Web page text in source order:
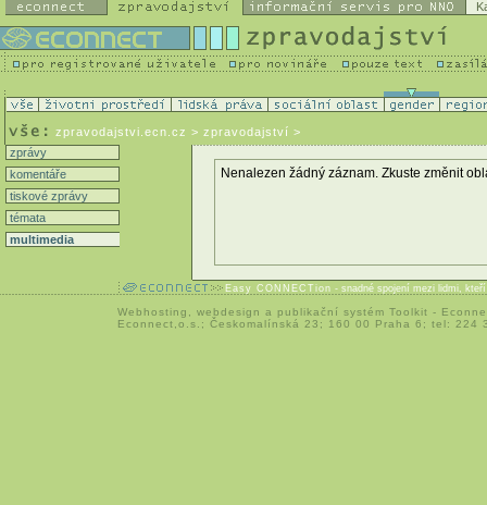
zpravodajstvi.ecn.cz > zpravodajství >
zprávy
komentáře
tiskové zprávy
témata
multimedia
Nenalezen žádný záznam. Zkuste změnit
Easy CONNECTion - snadné spojení mezi lidmi,
Webhosting webdesign a publikační systém Toolkit -
Econnect,o.s.; Českomalínská 23; 160 00 Praha 6; tel: 224